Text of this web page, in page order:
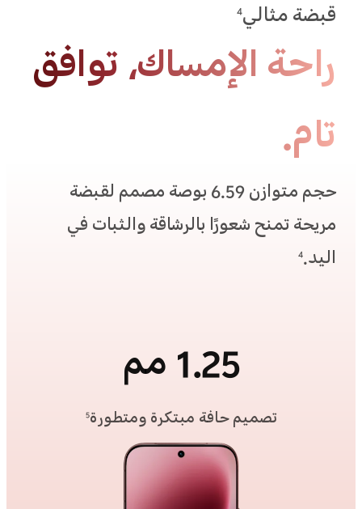
قبضة مثالي4
راحة الإمساك، توافق
تام.
حجم متوازن 6.59 بوصة مصمم لقبضة
مريحة تمنح شعورًا بالرشاقة والثبات في
اليد.4
1.25 مم
تصميم حافة مبتكرة ومتطورة5